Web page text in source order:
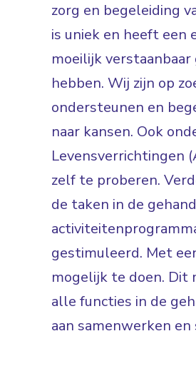
zorg en begeleiding
is uniek en heeft een
moeilijk
hebben. Wij zijn op
ondersteunen en
naar kansen. Ook
Levensverrichtingen
zelf te proberen.
de taken in de
gestimuleerd. Met
mogelijk te doen. Dit
alle functies in de
aan samenwerken